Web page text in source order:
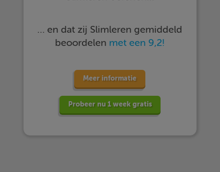
… en dat zij Slimleren gemiddeld
beoordelen met een 9,2!
Meer informatie
Probeer nu 1 week gratis